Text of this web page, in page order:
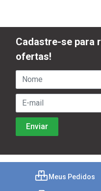
Cadastre-se para
ofertas!
Meus Pedidos